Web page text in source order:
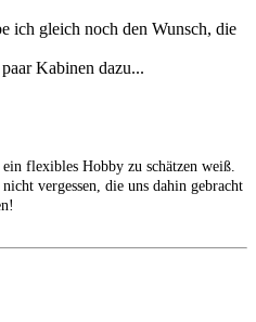
ich gleich noch den Wunsch, die
Kabinen dazu...
flexibles Hobby zu schätzen weiß.
vergessen, die uns dahin gebracht